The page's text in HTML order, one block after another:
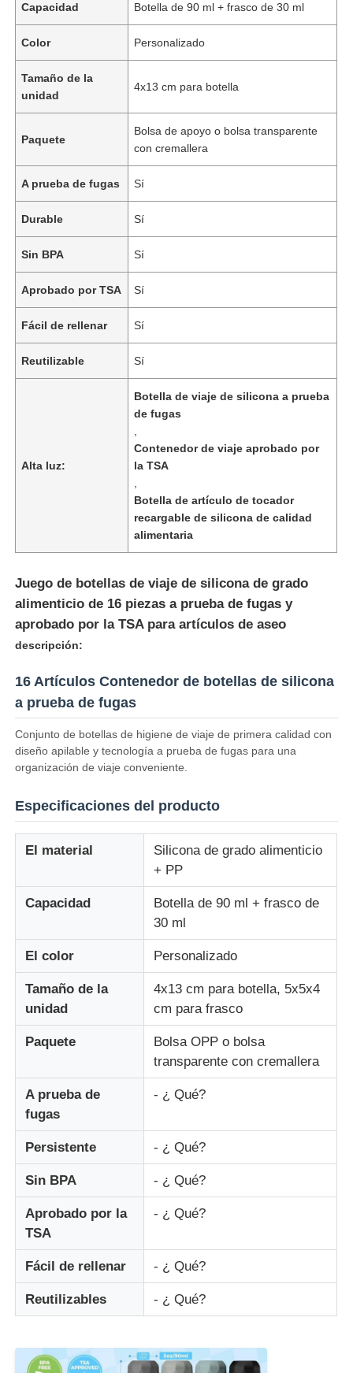
Productos
Sobre nosotros
Recorrido por la fábrica
Control de Calidad
Noticias
Casos de trabajo
Conjunto de botellas de viaje de silicona
frasco de viaje de silicona
Botella de agua plegable de silicona
Taza plegable de silicona
Productos de cocina de silicona
Productos de caucho de silicona
Capacidad Botella de 90 ml + frasco de 30 ml
Color Personalizado
Tamaño de la
unidad
4x13 cm para botella
Paquete
Bolsa de apoyo o bolsa transparente
con cremallera
A prueba de fugas Sí
Durable Sí
Sin BPA Sí
Aprobado por TSA Sí
Fácil de rellenar Sí
Reutilizable Sí
Alta luz:
Botella de viaje de silicona a prueba
de fugas
Contenedor de viaje aprobado por
la TSA
Botella de artículo de tocador
recargable de silicona de calidad
alimentaria
Juego de botellas de viaje de silicona de grado
alimenticio de 16 piezas a prueba de fugas y
aprobado por la TSA para artículos de aseo
descripción:
16 Artículos Contenedor de botellas de silicona
a prueba de fugas
Conjunto de botellas de higiene de viaje de primera calidad con
diseño apilable y tecnología a prueba de fugas para una
organización de viaje conveniente.
Especificaciones del producto
El material
Silicona de grado alimenticio
+ PP
Capacidad
Botella de 90 ml + frasco de
30 ml
El color Personalizado
Tamaño de la
unidad
4x13 cm para botella, 5x5x4
cm para frasco
Paquete
Bolsa OPP o bolsa
transparente con cremallera
A prueba de
fugas
- ¿ Qué?
Persistente - ¿ Qué?
Sin BPA - ¿ Qué?
Aprobado por la
TSA
- ¿ Qué?
Fácil de rellenar - ¿ Qué?
Reutilizables - ¿ Qué?